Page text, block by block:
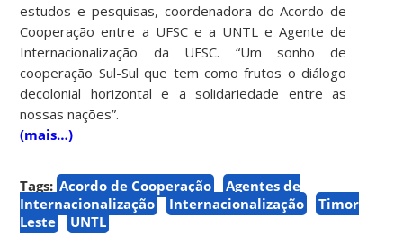
estudos e pesquisas, coordenadora do Acordo de
Cooperação entre a UFSC e a UNTL e Agente de
Internacionalização da UFSC. “Um sonho de
cooperação Sul-Sul que tem como frutos o diálogo
decolonial horizontal e a solidariedade entre as
nossas nações”.
(mais…)
Tags: Acordo de Cooperação
Agentes de
Internacionalização
Internacionalização
Timor
Leste
UNTL